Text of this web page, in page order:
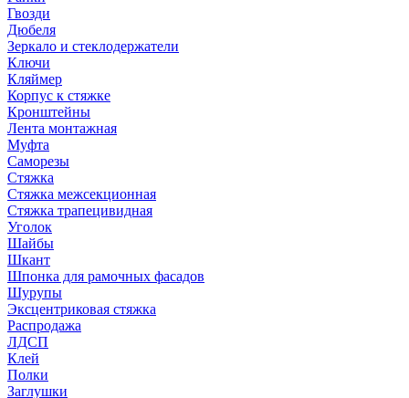
Гвозди
Дюбеля
Зеркало и стеклодержатели
Ключи
Кляймер
Корпус к стяжке
Кронштейны
Лента монтажная
Муфта
Саморезы
Стяжка
Стяжка межсекционная
Стяжка трапецивидная
Уголок
Шайбы
Шкант
Шпонка для рамочных фасадов
Шурупы
Эксцентриковая стяжка
Распродажа
ЛДСП
Клей
Полки
Заглушки